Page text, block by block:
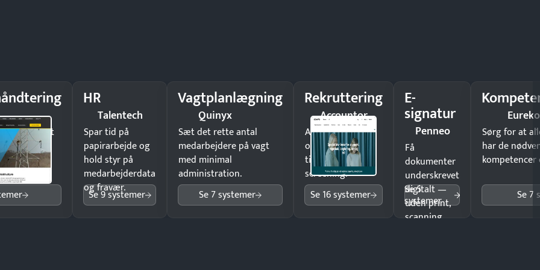
underskrift
ingen
HR
Talentech
Spar tid på
papirarbejde og
hold styr på
medarbejderdata
og fravær.
Se 9 systemer
Vagtplanlægning
Quinyx
Sæt det rette antal
medarbejdere på vagt
med minimal
administration.
Se 7 systemer
Rekruttering
Accountor
Ansæt hurtigere
og brug færre
timer på manuel
screening.
Se 16 systemer
E-
signatur
Penneo
Få
dokumenter
underskrevet
digitalt —
uden print,
scanning
Se 5
systemer
Sørg for at
har de
Se 7